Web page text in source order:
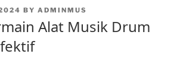
BY ADMINMUS
Alat Musik Drum